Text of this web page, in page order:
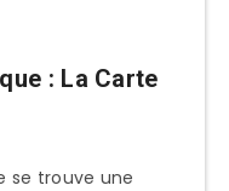
: La Carte
se trouve une